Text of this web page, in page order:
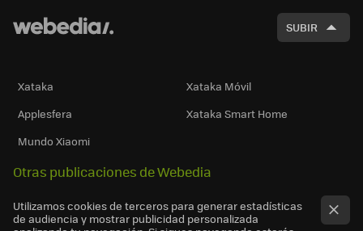
SUBIR
Xataka
Xataka Móvil
Applesfera
Xataka Smart Home
Mundo Xiaomi
Otras publicaciones de Webedia
Utilizamos cookies de terceros para generar estadísticas
de audiencia y mostrar publicidad personalizada